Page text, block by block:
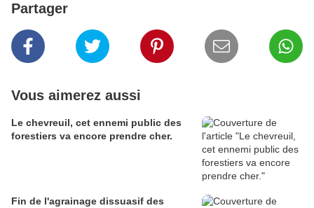
Partager
Vous aimerez aussi
Le chevreuil, cet ennemi public des
forestiers va encore prendre cher.
Fin de l'agrainage dissuasif des